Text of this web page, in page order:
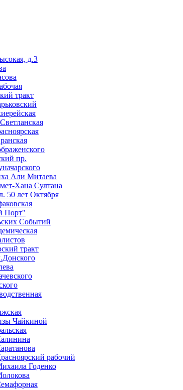
д.3
тракт
пр.
Али Митаева
Хана Султана
50 лет Октября
Порт"
Событий
тракт
Чайкиной
рабочий
Годенко